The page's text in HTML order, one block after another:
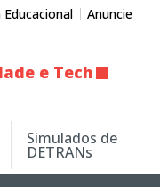
Anuncie
e Tech
Simulados de
DETRANs